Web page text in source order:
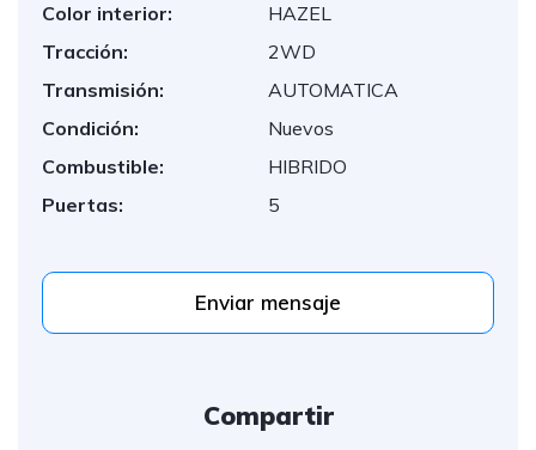
Color interior:
HAZEL
Tracción:
2WD
Transmisión:
AUTOMATICA
Condición:
Nuevos
Combustible:
HIBRIDO
Puertas:
5
Enviar mensaje
Compartir